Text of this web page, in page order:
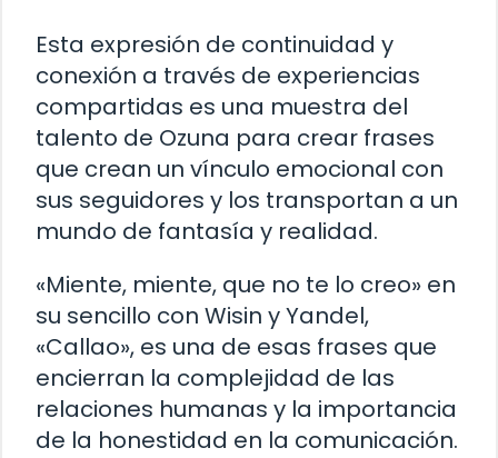
Esta expresión de continuidad y
conexión a través de experiencias
compartidas es una muestra del
talento de Ozuna para crear frases
que crean un vínculo emocional con
sus seguidores y los transportan a un
mundo de fantasía y realidad.
«Miente, miente, que no te lo creo» en
su sencillo con Wisin y Yandel,
«Callao», es una de esas frases que
encierran la complejidad de las
relaciones humanas y la importancia
de la honestidad en la comunicación.